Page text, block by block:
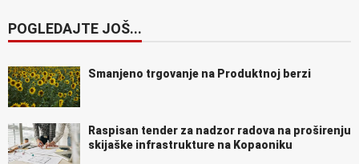
POGLEDAJTE JOŠ...
Smanjeno trgovanje na Produktnoj berzi
Raspisan tender za nadzor radova na proširenju
skijaške infrastrukture na Kopaoniku